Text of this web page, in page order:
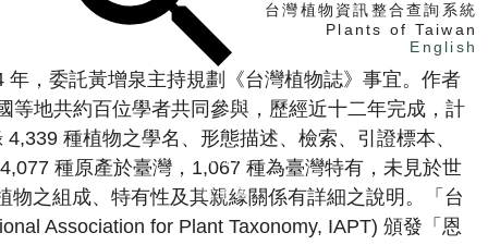
台灣植物資訊整合查詢系統
Plants of Taiwan
English
找植物
找標本
電子書
，委託黃增泉主持規劃《台灣植物誌》事宜。作者
地共約百位學者共同參與，歷經近十二年完成，計
種植物之學名、形態描述、檢索、引證標本、
種原產於臺灣，1,067 種為臺灣特有，未見於世
之組成、特有性及其親緣關係有詳細之說明。「台
Association for Plant Taxonomy, IAPT) 頒發「恩